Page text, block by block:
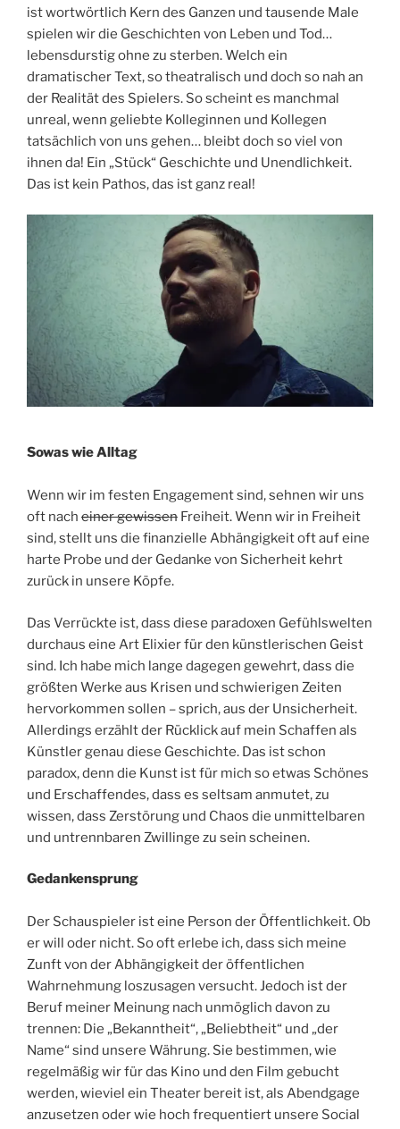
ist wortwörtlich Kern des Ganzen und tausende Male
spielen wir die Geschichten von Leben und Tod…
lebensdurstig ohne zu sterben. Welch ein
dramatischer Text, so theatralisch und doch so nah an
der Realität des Spielers. So scheint es manchmal
unreal, wenn geliebte Kolleginnen und Kollegen
tatsächlich von uns gehen… bleibt doch so viel von
ihnen da! Ein „Stück“ Geschichte und Unendlichkeit.
Das ist kein Pathos, das ist ganz real!
Sowas wie Alltag
Wenn wir im festen Engagement sind, sehnen wir uns
oft nach einer gewissen Freiheit. Wenn wir in Freiheit
sind, stellt uns die finanzielle Abhängigkeit oft auf eine
harte Probe und der Gedanke von Sicherheit kehrt
zurück in unsere Köpfe.
Das Verrückte ist, dass diese paradoxen Gefühlswelten
durchaus eine Art Elixier für den künstlerischen Geist
sind. Ich habe mich lange dagegen gewehrt, dass die
größten Werke aus Krisen und schwierigen Zeiten
hervorkommen sollen – sprich, aus der Unsicherheit.
Allerdings erzählt der Rücklick auf mein Schaffen als
Künstler genau diese Geschichte. Das ist schon
paradox, denn die Kunst ist für mich so etwas Schönes
und Erschaffendes, dass es seltsam anmutet, zu
wissen, dass Zerstörung und Chaos die unmittelbaren
und untrennbaren Zwillinge zu sein scheinen.
Gedankensprung
Der Schauspieler ist eine Person der Öffentlichkeit. Ob
er will oder nicht. So oft erlebe ich, dass sich meine
Zunft von der Abhängigkeit der öffentlichen
Wahrnehmung loszusagen versucht. Jedoch ist der
Beruf meiner Meinung nach unmöglich davon zu
trennen: Die „Bekanntheit“, „Beliebtheit“ und „der
Name“ sind unsere Währung. Sie bestimmen, wie
regelmäßig wir für das Kino und den Film gebucht
werden, wieviel ein Theater bereit ist, als Abendgage
anzusetzen oder wie hoch frequentiert unsere Social